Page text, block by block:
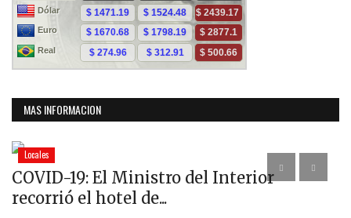
MAS INFORMACION
Locales
COVID-19: El Ministro del Interior
recorrió el hotel de...